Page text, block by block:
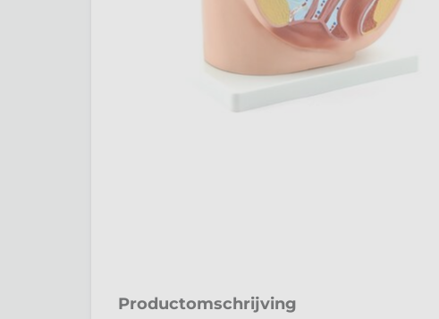
Productomschrijving